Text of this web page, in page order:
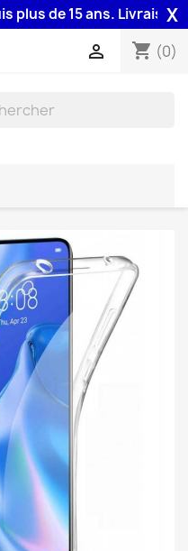
de 15 ans. LivraisonX
shopping_cart (0)
